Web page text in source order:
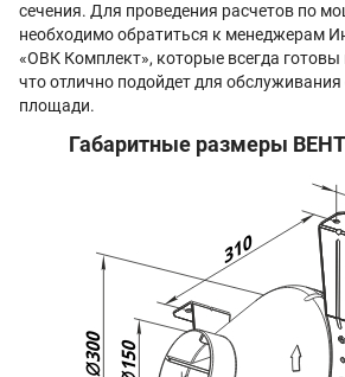
сечения. Для проведения расчетов по
необходимо обратиться к менеджерам
«ОВК Комплект», которые всегда
что отлично подойдет для
площади.
Габаритные размеры